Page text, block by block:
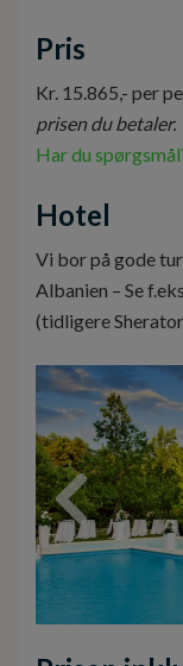
Pris
Kr. 15.865,- per
prisen du betaler.
Har du
Hotel
Vi bor på gode
Albanien – Se
(tidligere